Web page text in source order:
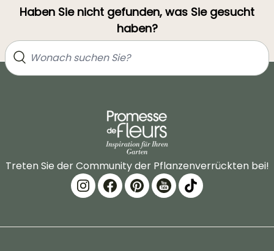
Haben Sie nicht gefunden, was Sie gesucht
haben?
Treten Sie der Community der Pflanzenverrückten bei!